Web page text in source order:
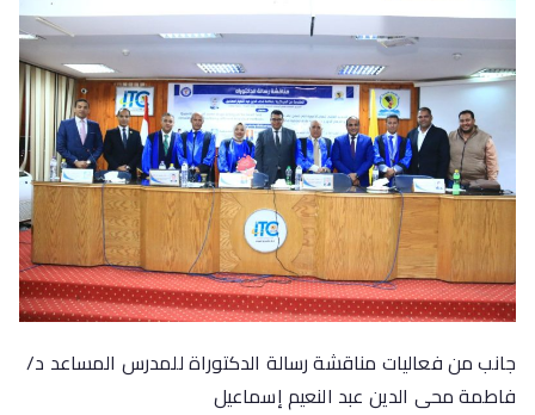
جانب من فعاليات مناقشة رسالة الدكتوراة للمدرس المساعد د/
فاطمة محى الدين عبد النعيم إسماعيل